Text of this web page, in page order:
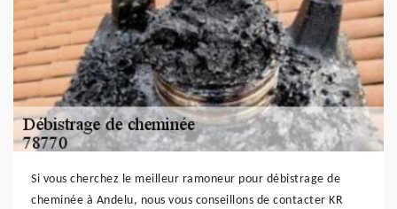
Si vous cherchez le meilleur ramoneur pour débistrage de
cheminée à Andelu, nous vous conseillons de contacter KR